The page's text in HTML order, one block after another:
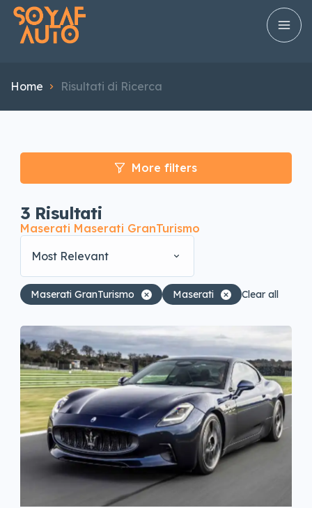
Home Risultati di Ricerca
More filters
3 Risultati
Maserati Maserati GranTurismo
Most Relevant
Maserati GranTurismo Maserati Clear all